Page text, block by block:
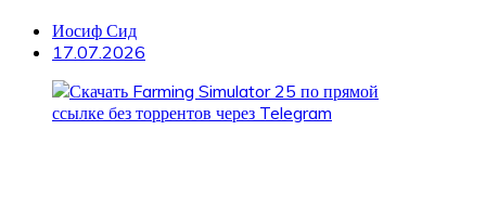
Иосиф Сид
17.07.2026